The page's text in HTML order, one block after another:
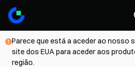
Parece que está a aceder ao nosso
site dos EUA para aceder aos
região.